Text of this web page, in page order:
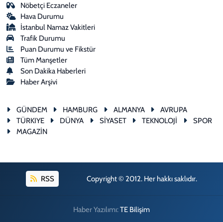
Nöbetçi Eczaneler
Hava Durumu
İstanbul Namaz Vakitleri
Trafik Durumu
Puan Durumu ve Fikstür
Tüm Manşetler
Son Dakika Haberleri
Haber Arşivi
GÜNDEM HAMBURG ALMANYA
AVRUPA
TÜRKIYE
DÜNYA SİYASET TEKNOLOJİ
SPOR
MAGAZİN
RSS Copyright © 2012. Her hakkı saklıdır.
Haber Yazılımı:TE Bilişim